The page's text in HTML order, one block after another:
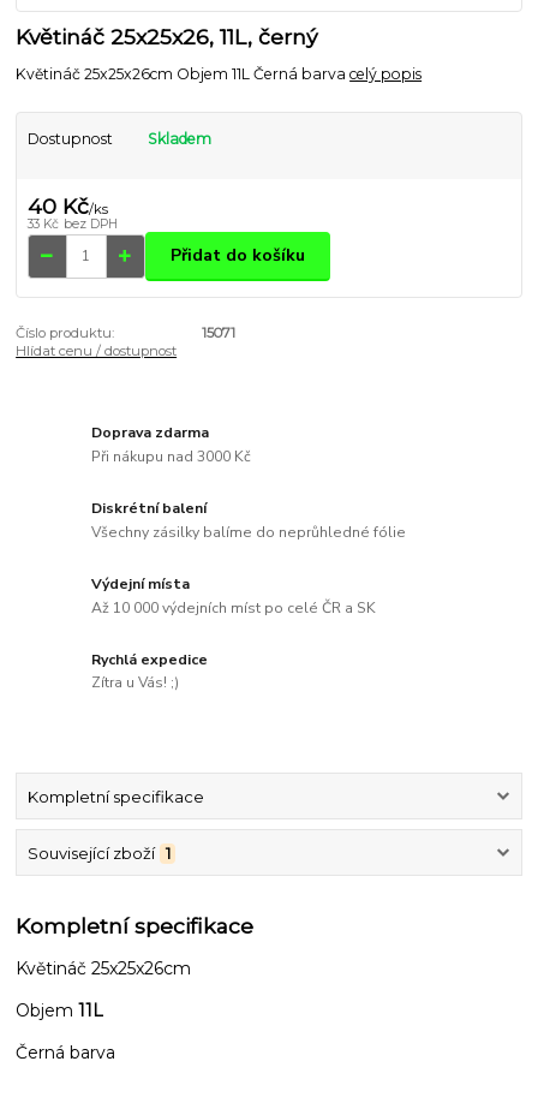
Květináč 25x25x26, 11L, černý
Květináč 25x25x26cm Objem 11L Černá barvacelý popis
Dostupnost Skladem
40 Kč/ks
33 Kč bez DPH
Přidat do košíku
Číslo produktu:
15071
Hlídat cenu / dostupnost
Doprava zdarma
Při nákupu nad 3000 Kč
Diskrétní balení
Všechny zásilky balíme do neprůhledné fólie
Výdejní místa
Až 10 000 výdejních míst po celé ČR a SK
Rychlá expedice
Zítra u Vás! ;)
Kompletní specifikace
Související zboží 1
Kompletní specifikace
Květináč 25x25x26cm
Objem11L
Černá barva